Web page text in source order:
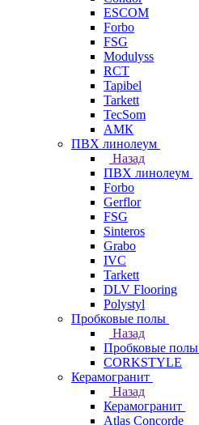
ESCOM
Forbo
FSG
Modulyss
RCT
Tapibel
Tarkett
TecSom
АМК
ПВХ линолеум
Назад
ПВХ линолеум
Forbo
Gerflor
FSG
Sinteros
Grabo
IVC
Tarkett
DLV Flooring
Polystyl
Пробковые полы
Назад
Пробковые полы
CORKSTYLE
Керамогранит
Назад
Керамогранит
Atlas Concorde